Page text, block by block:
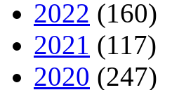
2022 (160)
2021 (117)
2020 (247)